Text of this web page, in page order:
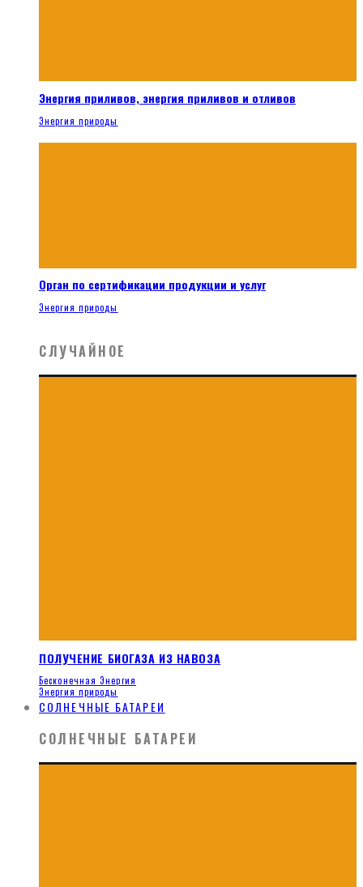
Энергия приливов, энергия приливов и отливов
Энергия природы
Орган по сертификации продукции и услуг
Энергия природы
СЛУЧАЙНОЕ
ПОЛУЧЕНИЕ БИОГАЗА ИЗ НАВОЗА
Бесконечная Энергия
Энергия природы
СОЛНЕЧНЫЕ БАТАРЕИ
СОЛНЕЧНЫЕ БАТАРЕИ